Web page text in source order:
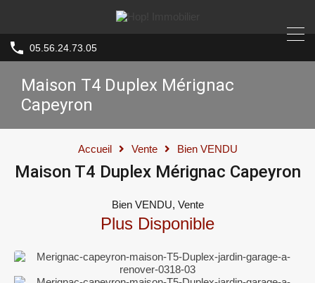
05.56.24.73.05
Maison T4 Duplex Mérignac
Capeyron
Accueil Vente Bien VENDU
Maison T4 Duplex Mérignac Capeyron
Bien VENDU, Vente
Plus Disponible